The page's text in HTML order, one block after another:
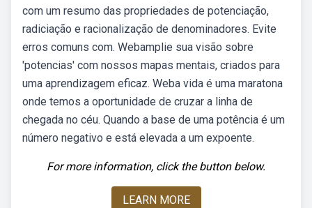
com um resumo das propriedades de potenciação,
radiciação e racionalização de denominadores. Evite
erros comuns com. Webamplie sua visão sobre
'potencias' com nossos mapas mentais, criados para
uma aprendizagem eficaz. Weba vida é uma maratona
onde temos a oportunidade de cruzar a linha de
chegada no céu. Quando a base de uma potência é um
número negativo e está elevada a um expoente.
For more information, click the button below.
LEARN MORE